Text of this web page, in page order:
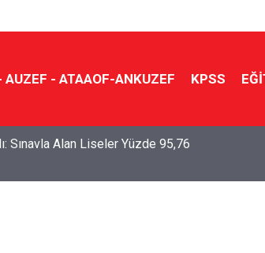
AUZEF - ATAAOF-ANKUZEF KPSS
Sınavla Alan Liseler Yüzde 95,76